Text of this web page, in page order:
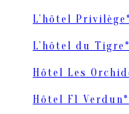
L’hôtel
L’hôtel du
Hôtel Les
Hôtel F1 Verdun*